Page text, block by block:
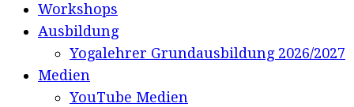
Workshops
Ausbildung
Yogalehrer Grundausbildung 2026/2027
Medien
YouTube Medien